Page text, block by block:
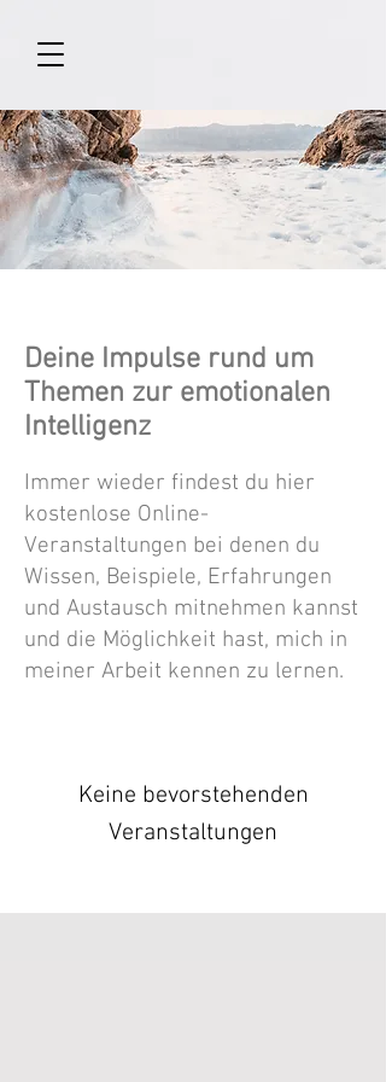
Deine Impulse rund um
Themen zur emotionalen
Intelligenz
Immer wieder findest du hier
kostenlose Online-
Veranstaltungen bei denen du
Wissen, Beispiele, Erfahrungen
und Austausch mitnehmen kannst
und die Möglichkeit hast, mich in
meiner Arbeit kennen zu lernen.
Keine bevorstehenden
Veranstaltungen